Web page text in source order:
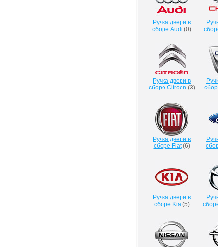
Ручка двери в
сборе Audi (0)
Ручка двери в
сборе Citroen (3)
Ручка двери в
сборе Fiat(6)
Ручка двери в
сборе Kia(5)